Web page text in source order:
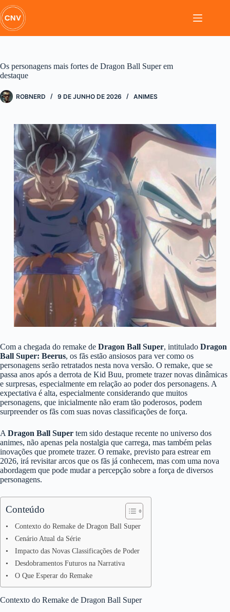
Pular
para
o
conteúdo
Os personagens mais fortes de Dragon Ball Super em
destaque
ROBNERD 9 DE JUNHO DE 2026 ANIMES
Com a chegada do remake de Dragon Ball Super, intitulado Dragon
Ball Super: Beerus, os fãs estão ansiosos para ver como os
personagens serão retratados nesta nova versão. O remake, que se
passa anos após a derrota de Kid Buu, promete trazer novas dinâmicas
e surpresas, especialmente em relação ao poder dos personagens. A
expectativa é alta, especialmente considerando que muitos
personagens, que inicialmente não eram tão poderosos, podem
surpreender os fãs com suas novas classificações de força.
A Dragon Ball Super tem sido destaque recente no universo dos
animes, não apenas pela nostalgia que carrega, mas também pelas
inovações que promete trazer. O remake, previsto para estrear em
2026, irá revisitar arcos que os fãs já conhecem, mas com uma nova
abordagem que pode mudar a percepção sobre a força de diversos
personagens.
Conteúdo
Contexto do Remake de Dragon Ball Super
Cenário Atual da Série
Impacto das Novas Classificações de Poder
Desdobramentos Futuros na Narrativa
O Que Esperar do Remake
Contexto do Remake de Dragon Ball Super